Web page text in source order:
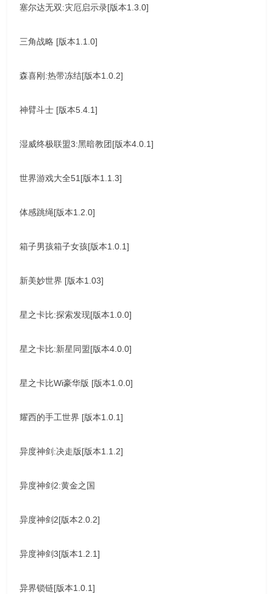
塞尔达无双:灾厄启示录[版本1.3.0]
三角战略 [版本1.1.0]
森喜刚:热带冻结[版本1.0.2]
神臂斗士 [版本5.4.1]
湿威终极联盟3:黑暗教团[版本4.0.1]
世界游戏大全51[版本1.1.3]
体感跳绳[版本1.2.0]
箱子男孩箱子女孩[版本1.0.1]
新美妙世界 [版本1.03]
星之卡比:探索发现[版本1.0.0]
星之卡比:新星同盟[版本4.0.0]
星之卡比Wi豪华版 [版本1.0.0]
耀西的手工世界 [版本1.0.1]
异度神剑:决走版[版本1.1.2]
异度神剑2:黄金之国
异度神剑2[版本2.0.2]
异度神剑3[版本1.2.1]
异界锁链[版本1.0.1]